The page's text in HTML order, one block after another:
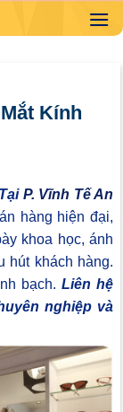
Kính
P. Vĩnh Tế An
hàng hiện đại,
khoa học, ánh
hút khách hàng.
bạch. Liên hệ
nghiệp và